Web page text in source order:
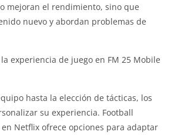
mejoran el rendimiento, sino que
nuevo y abordan problemas de
experiencia de juego en FM 25 Mobile
hasta la elección de tácticas, los
su experiencia. Football
Netflix ofrece opciones para adaptar